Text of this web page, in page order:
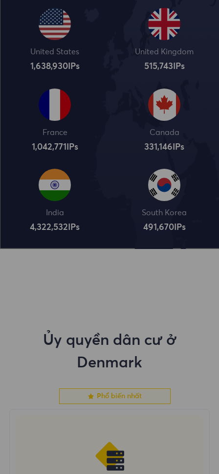
United States
1,638,932IPs
United Kingdom
515,745 IPs
France
1,042,773 IPs
Canada
331,148 IPs
India
4,322,534 IPs
South Korea
491,672IPs
Ủy quyền dân cư ở
Denmark
Phổ biến nhất